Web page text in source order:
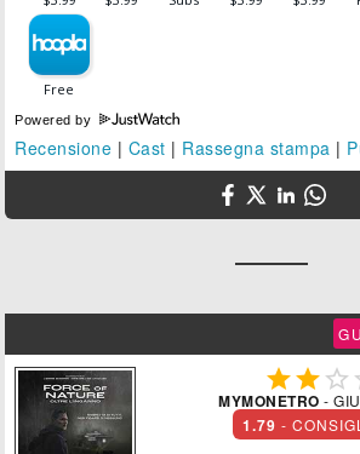
Powered by
Recensione | Cast | Rassegna stampa |
 
MYMONETRO -
1.79 -